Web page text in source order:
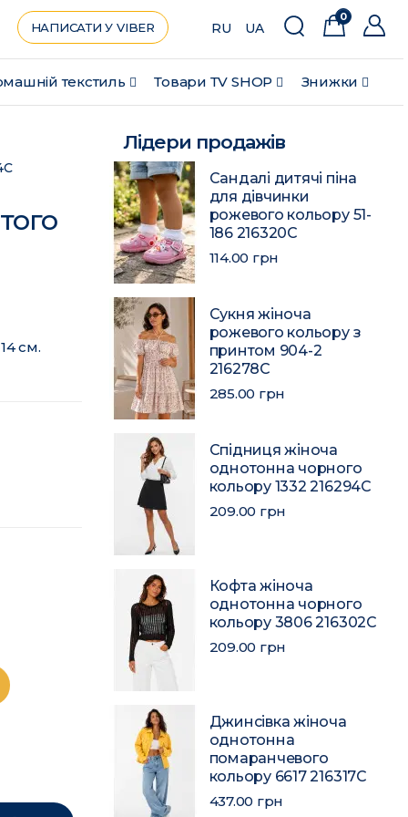
текстиль Товари ТV SHOP Знижки
НАПИСАТИ У VIBER RU UA
0
см.
Лідери продажів
Сандалі дитячі піна
для дівчинки
рожевого кольору 51-
186 216320C
114.00 грн
Сукня жіноча
рожевого кольору з
принтом 904-2
216278C
285.00 грн
Спідниця жіноча
однотонна чорного
кольору 1332 216294C
209.00 грн
Кофта жіноча
однотонна чорного
кольору 3806 216302C
209.00 грн
Джинсівка жіноча
однотонна
помаранчевого
кольору 6617 216317C
437.00 грн